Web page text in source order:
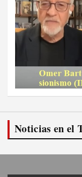
Noticias en el